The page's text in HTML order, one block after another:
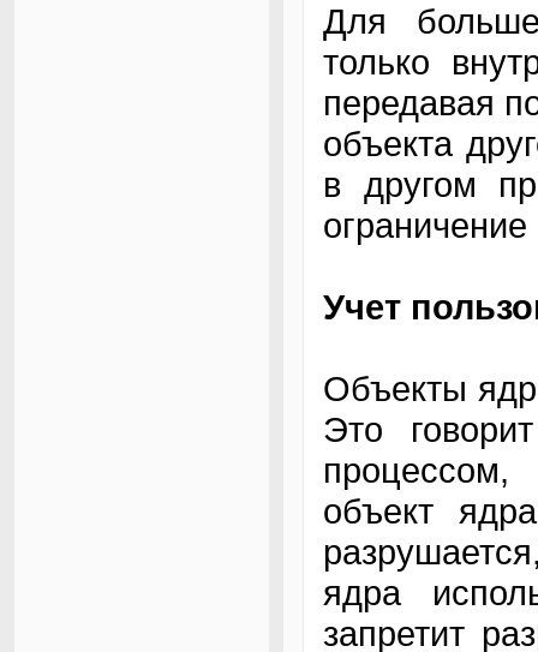
Для
только
передавая
объекта
в другом
Учет
Объекты
Это
объект
ядра
запретит